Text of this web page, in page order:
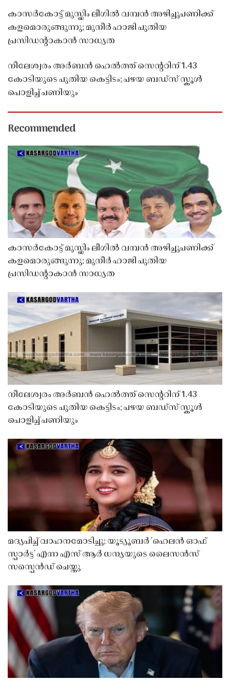
കാസർകോട്ട് മുസ്ലിം ലീഗിൽ വമ്പൻ അഴിച്ചുപണിക്ക്
കളമൊരുങ്ങുന്നു; മുനീർ ഹാജി പുതിയ
പ്രസിഡൻ്റാകാൻ സാധ്യത
നീലേശ്വരം അർബൻ ഹെൽത്ത് സെൻ്ററിന് 1.43
കോടിയുടെ പുതിയ കെട്ടിടം; പഴയ ബഡ്സ് സ്കൂൾ
പൊളിച്ച് പണിയും
Recommended
കാസർകോട്ട് മുസ്ലിം ലീഗിൽ വമ്പൻ അഴിച്ചുപണിക്ക്
കളമൊരുങ്ങുന്നു; മുനീർ ഹാജി പുതിയ
പ്രസിഡൻ്റാകാൻ സാധ്യത
നീലേശ്വരം അർബൻ ഹെൽത്ത് സെൻ്ററിന് 1.43
കോടിയുടെ പുതിയ കെട്ടിടം; പഴയ ബഡ്സ് സ്കൂൾ
പൊളിച്ച് പണിയും
മദ്യപിച്ച് വാഹനമോടിച്ചു; യൂട്യൂബർ 'ഹെലൻ ഓഫ്
സ്പാർട്ട' എന്ന എസ് ആർ ധന്യയുടെ ലൈസൻസ്
സസ്പെൻഡ് ചെയ്തു ​​​​​​​